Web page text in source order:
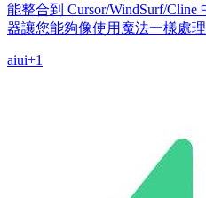
能整合到 Cursor/WindSurf/Cline
器讓您能夠像使用魔法一樣處
aiui+1